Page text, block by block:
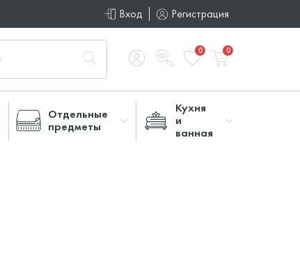
Вход Регистрация
0 0
Отдельные
предметы
Кухня
и
ванная